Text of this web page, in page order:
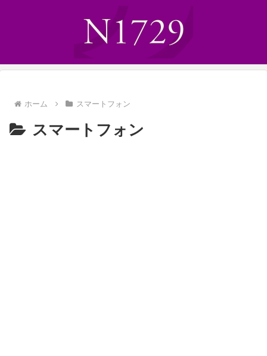
ホーム スマートフォン
スマートフォン